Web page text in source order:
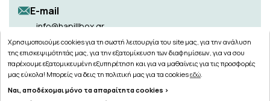
Ε-mail
info@hapillbox.gr
Χρησιμοποιούμε cookies για τη σωστή λειτουργία του site μας, για την ανάλυση
της επισκεψιμότητάς μας, για την εξατομίκευση των διαφημίσεων, για να σου
παρέχουμε εξατομικευμένη εξυπηρέτηση και για να μαθαίνεις για τις προσφορές
μας εύκολα! Μπορείς να δεις τη πολιτική μας για τα cookiesεδώ.
Ναι, αποδέχομαι μόνο τα απαραίτητα cookies >